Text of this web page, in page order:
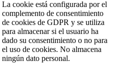
La cookie está configurada por el
complemento de consentimiento
de cookies de GDPR y se utiliza
para almacenar si el usuario ha
dado su consentimiento o no para
el uso de cookies. No almacena
ningún dato personal.